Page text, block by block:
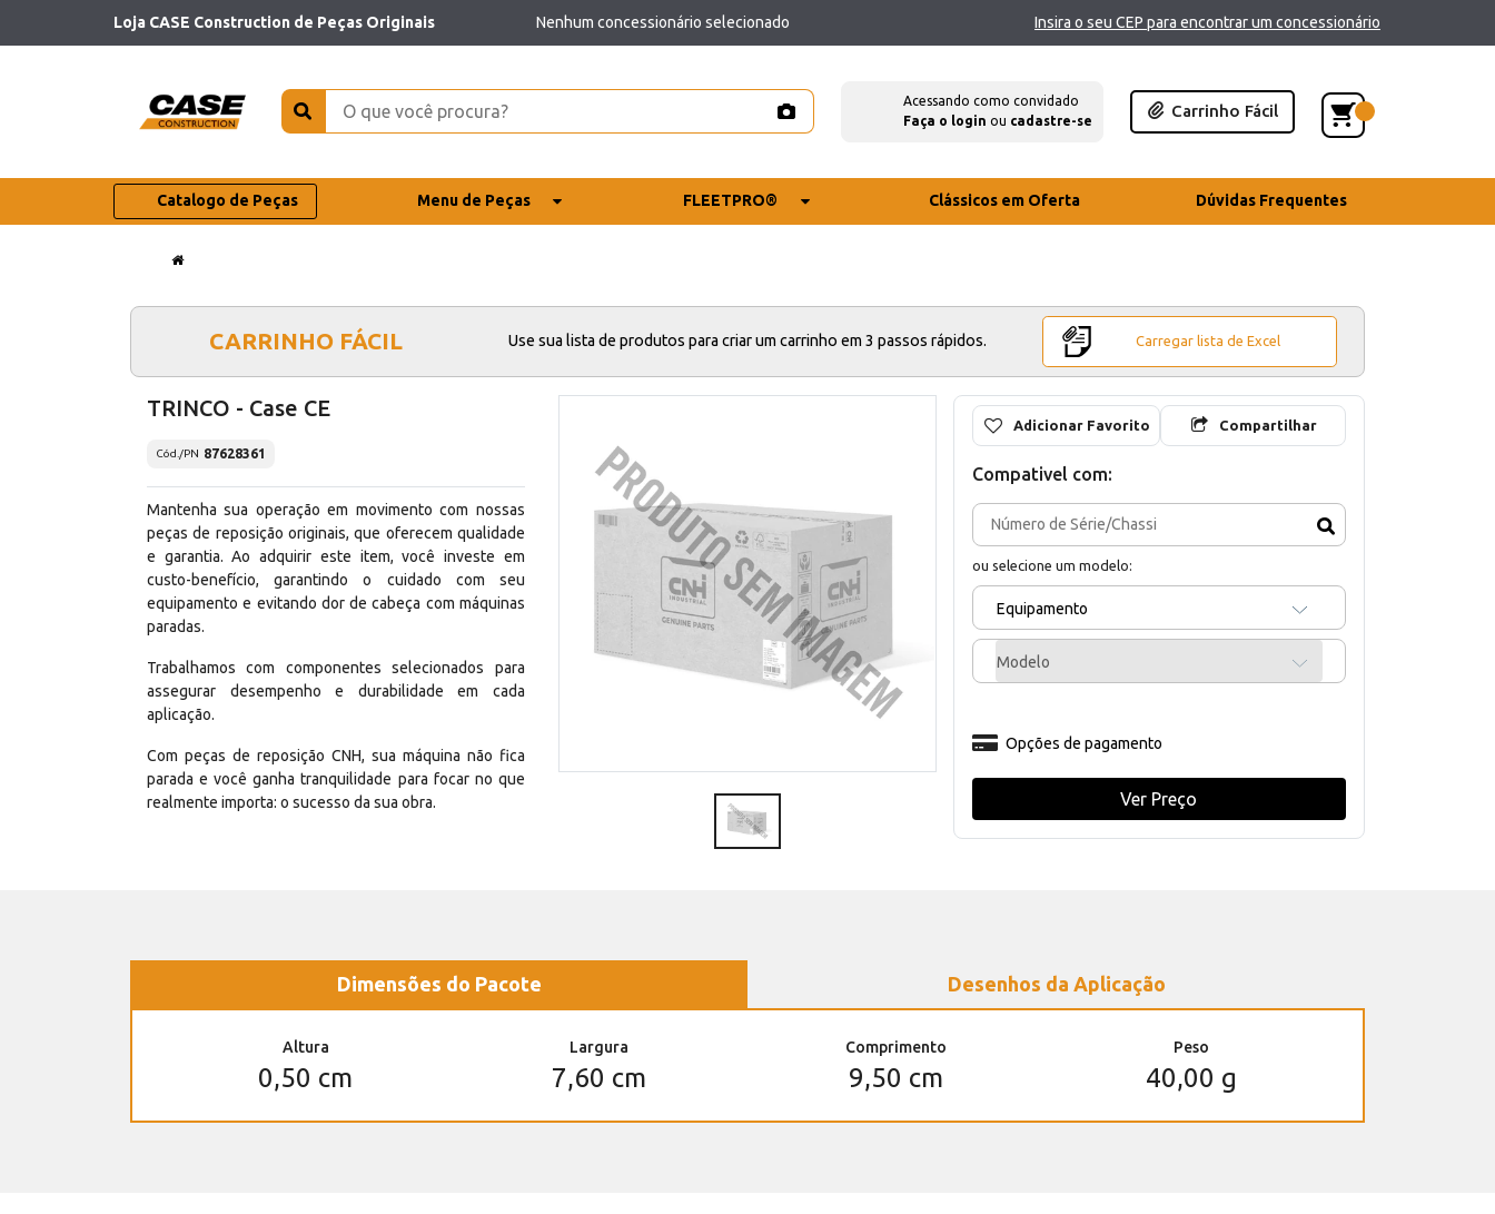
Loja CASE Construction de Peças Originais Nenhum concessionário selecionado Insira o seu CEP para encontrar um concessionário
Acessando como convidado
Faça o login ou cadastre-se
Carrinho Fácil
Catalogo de Peças Menu de Peças FLEETPRO® Clássicos em Oferta Dúvidas Frequentes
CARRINHO FÁCIL Use sua lista de produtos para criar um carrinho em 3 passos rápidos. Carregar lista de Excel
TRINCO - Case CE
Cód./PN 87628361
Mantenha sua operação em movimento com nossas
peças de reposição originais, que oferecem qualidade
e garantia. Ao adquirir este item, você investe em
custo-benefício, garantindo o cuidado com seu
equipamento e evitando dor de cabeça com máquinas
paradas.
Trabalhamos com componentes selecionados para
assegurar desempenho e durabilidade em cada
aplicação.
Com peças de reposição CNH, sua máquina não fica
parada e você ganha tranquilidade para focar no que
realmente importa: o sucesso da sua obra.
Adicionar Favorito Compartilhar
Compativel com:
ou selecione um modelo:
Equipamento
Modelo
Opções de pagamento
Ver Preço
Dimensões do Pacote Desenhos da Aplicação
Altura
0,50 cm
Largura
7,60 cm
Comprimento
9,50 cm
Peso
40,00 g